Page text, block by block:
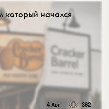
который начался
4 Авг 382